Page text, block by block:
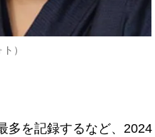
）
多を記録するなど、2024